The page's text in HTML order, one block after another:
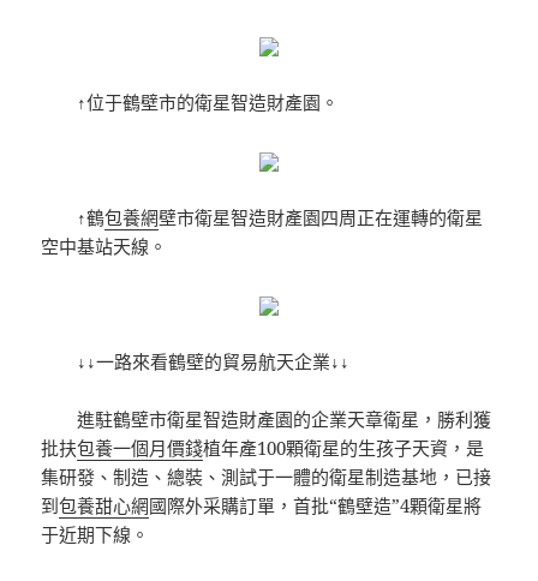
↑位于鶴壁市的衛星智造財產園。
↑鶴包養網壁市衛星智造財產園四周正在運轉的衛星
空中基站天線。
↓↓一路來看鶴壁的貿易航天企業↓↓
進駐鶴壁市衛星智造財產園的企業天章衛星，勝利獲
批扶包養一個月價錢植年產100顆衛星的生孩子天資，是
集研發、制造、總裝、測試于一體的衛星制造基地，已接
到包養甜心網國際外采購訂單，首批“鶴壁造”4顆衛星將
于近期下線。